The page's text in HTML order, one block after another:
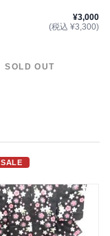
¥3,000
(税込 ¥3,300)
SOLD OUT
SALE